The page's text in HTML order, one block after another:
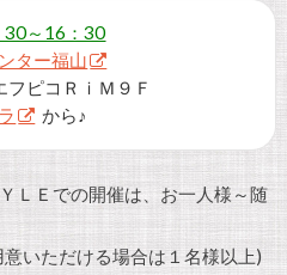
30～16：30
ター福山
ピコＲｉＭ９Ｆ
から♪
ＬＥでの開催は、お一人様～随
いただける場合は１名様以上)